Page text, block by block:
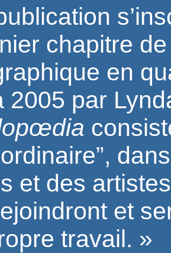
chapitre
en
2005 par
et des
et
travail. »